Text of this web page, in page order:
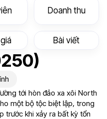
Doanh thu
Bài viết
tới hòn đảo xa xôi North
một bộ tộc biệt lập, trong
trước khi xảy ra bất kỳ tổn